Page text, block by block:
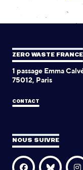
ZERO WASTE FRANCE
1 passage Emma
75012, Paris
CONTACT
NOUS SUIVRE